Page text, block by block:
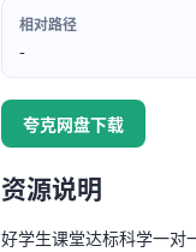
相对路径
-
夸克网盘下载
资源说明
好学生课堂达标科学一